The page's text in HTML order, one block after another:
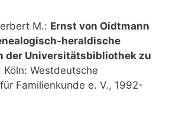
M.: Ernst von Oidtmann
heraldische
der Universitätsbibliothek zu
Köln: Westdeutsche
Familienkunde e. V., 1992-